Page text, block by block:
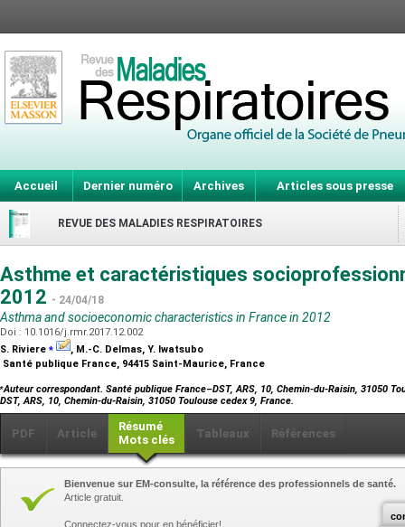
Accueil Dernier numéro Archives Articles sous presse
REVUE DES MALADIES RESPIRATOIRES
Asthme et caractéristiques
2012 - 24/04/18
Asthma and socioeconomic characteristics in France in 2012
Doi : 10.1016/j.rmr.2017.12.002
S. Riviere ⁎
, M.-C. Delmas, Y. Iwatsubo
Santé publique France, 94415 Saint-Maurice, France
⁎Auteur correspondant. Santé publique France–DST, ARS, 10, Chemin-du-Raisin, 31050
DST, ARS, 10, Chemin-du-Raisin, 31050 Toulouse cedex 9, France.
PDF Article
Résumé
Mots clés
Tableaux Références
Bienvenue sur EM-consulte, la référence des professionnels de santé.
Article gratuit.
Connectez-vous pour en bénéficier!